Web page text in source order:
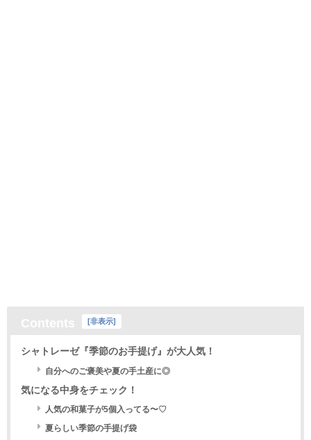
非表示
シャトレーゼ『季節のお手提げ』が大人気！
自分へのご褒美や夏の手土産に◎
気になる中身をチェック！
人気の和菓子が5個入ってる〜♡
夏らしい季節の手提げ袋